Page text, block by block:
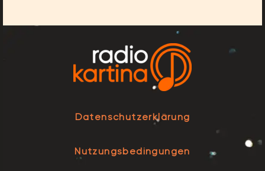
Datenschutzerklärung
Nutzungsbedingungen